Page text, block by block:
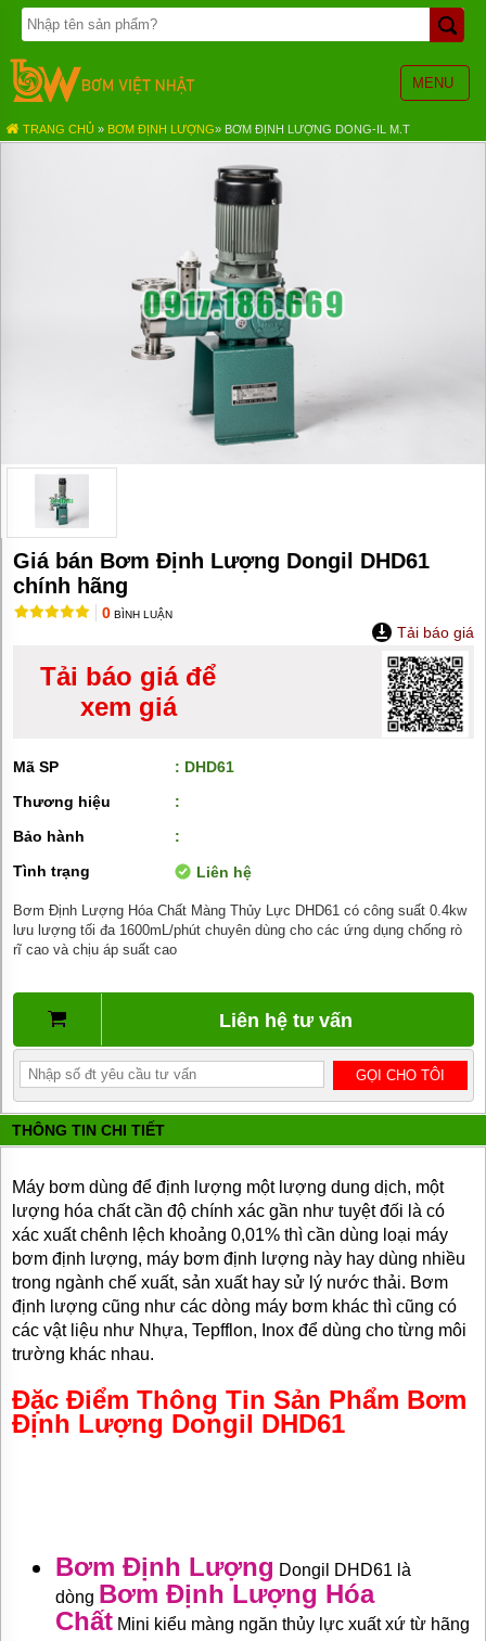
MENU
TRANG
CHỦ
BƠM
BÁNH
CHÌM
BÙN
BƠM
TĂNG
ÁP
TRỤC
PHẨM
MÁY
HÚT
PHUY
BƠM
CÔNG
NGHIỆP
TRUYỀN
BƠM
HÚT
THÙNG
PHUY
HÓA
LỎNG,
BƠM KHÍ
AMONIAC
ĐỘNG
CƠ
ĐIỆN
VAN
PHỤ
KIỆN
MÁY
BƠM
GIỚI
TRANG CHỦ » BƠM ĐỊNH LƯỢNG» BƠM ĐỊNH LƯỢNG DONG-IL M.T
Giá bán Bơm Định Lượng Dongil DHD61
chính hãng
0 BÌNH LUẬN
Tải báo giá
Tải báo giá để
xem giá
Mã SP
: DHD61
Thương hiệu
:
Bảo hành
:
Tình trạng
Liên hệ
Bơm Định Lượng Hóa Chất Màng Thủy Lực DHD61 có công suất 0.4kw
lưu lượng tối đa 1600mL/phút chuyên dùng cho các ứng dụng chống rò
rĩ cao và chịu áp suất cao
Liên hệ tư vấn
THÔNG TIN CHI TIẾT
Máy bơm dùng để định lượng một lượng dung dịch, một
lượng hóa chất cần độ chính xác gần như tuyệt đối là có
xác xuất chênh lệch khoảng 0,01% thì cần dùng loại máy
bơm định lượng, máy bơm định lượng này hay dùng nhiều
trong ngành chế xuất, sản xuất hay sử lý nước thải. Bơm
định lượng cũng như các dòng máy bơm khác thì cũng có
các vật liệu như Nhựa, Tepfflon, Inox để dùng cho từng môi
trường khác nhau.
Đặc Điểm Thông Tin Sản Phẩm Bơm
Định Lượng Dongil DHD61
Bơm Định Lượng Dongil DHD61 là
dòng Bơm Định Lượng Hóa
Chất Mini kiểu màng ngăn thủy lực xuất xứ từ hãng